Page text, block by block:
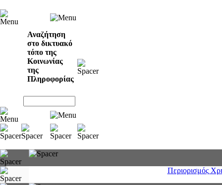
Αναζήτηση
στο δικτυακό
τόπο της
Κοινωνίας
της
Πληροφορίας
Περιορισμός